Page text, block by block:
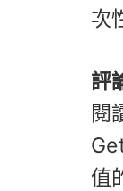
次
評
閱
值